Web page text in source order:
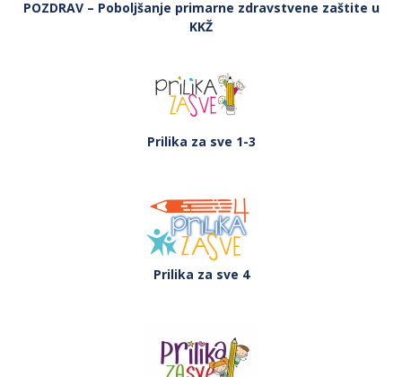
POZDRAV – Poboljšanje primarne zdravstvene zaštite u
KKŽ
Prilika za sve 1-3
Prilika za sve 4